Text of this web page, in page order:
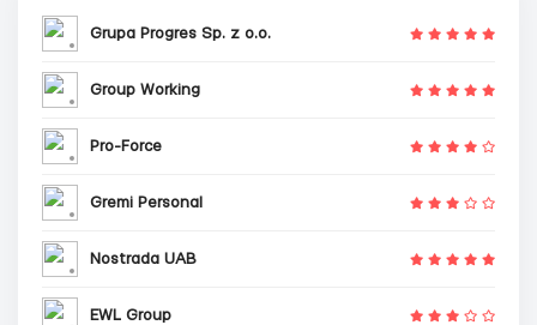
Grupa Progres Sp. z o.o.
Group Working
Pro-Force
Gremi Personal
Nostrada UAB
EWL Group